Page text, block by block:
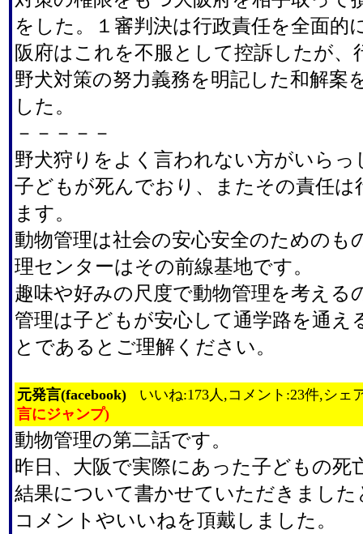
をした。１審判決は行政責任を全面的
阪府はこれを不服として控訴したが、
野犬対策の努力義務を明記した和解案
した。
－－－－－
野犬狩りをよく言われない方がいらっ
子どもが死んでおり、またその責任は
ます。
動物管理は社会の安心安全のためのも
理センターはその前線基地です。
趣味や好みの尺度で動物管理を考える
管理は子どもが安心して通学路を通え
とであるとご理解ください。
元発言(facebook)
いいね:173人,コメント:23件,シェ
言にジャンプ)
動物管理の第二話です。
昨日、大阪で実際にあった子どもの死
結果について書かせていただきまし
コメントやいいねを頂戴しました。